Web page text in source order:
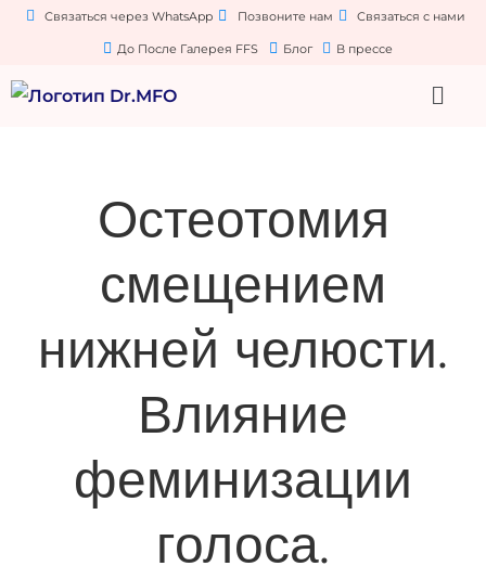
Связаться через WhatsApp Позвоните нам Связаться с нами
До После Галерея FFS Блог В прессе
Остеотомия
смещением
нижней челюсти.
Влияние
феминизации
голоса.